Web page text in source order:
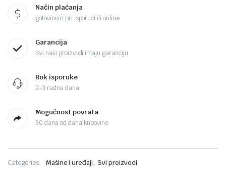
Način plaćanja
gotovinom pri isporuci ili online
Garancija
Svi naši proizvodi imaju garanciju
Rok isporuke
2-3 radna dana
Mogućnost povrata
30 dana od dana kupovine
Categories: Mašine i uređaji,Svi proizvodi